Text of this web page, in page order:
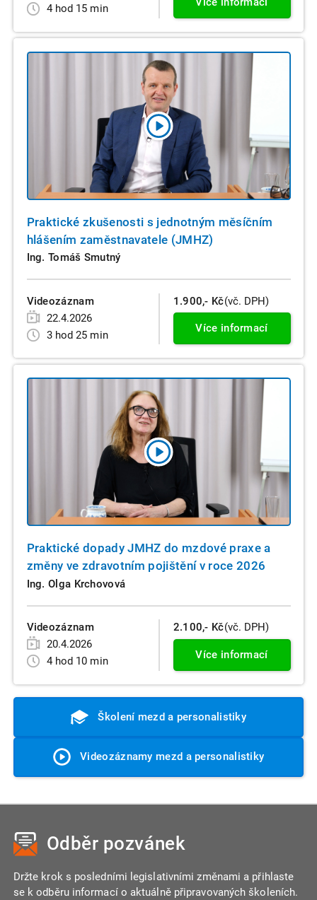
4 hod 15 min
Praktické zkušenosti s jednotným měsíčním
hlášením zaměstnavatele (JMHZ)
Ing. Tomáš Smutný
Videozáznam
22.4.2026
3 hod 25 min
1.900,- Kč(vč. DPH)
Více informací
Praktické dopady JMHZ do mzdové praxe a
změny ve zdravotním pojištění v roce 2026
Ing. Olga Krchovová
Videozáznam
20.4.2026
4 hod 10 min
2.100,- Kč(vč. DPH)
Více informací
Školení mezd a personalistiky
Videozáznamy mezd a personalistiky
Odběr pozvánek
Držte krok s posledními legislativními změnami a přihlaste
se k odběru informací o aktuálně připravovaných školeních.